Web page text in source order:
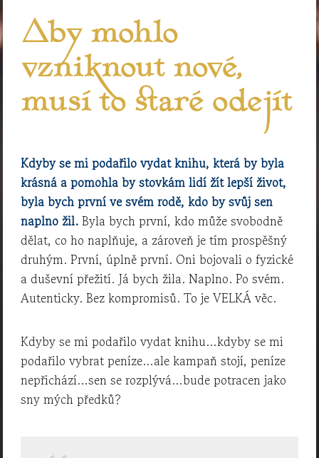
Aby mohlo
vzniknout nové,
musí to staré odejít
Kdyby se mi podařilo vydat knihu, která by byla
krásná a pomohla by stovkám lidí žít lepší život,
byla bych první ve svém rodě, kdo by svůj sen
naplno žil. Byla bych první, kdo může svobodně
dělat, co ho naplňuje, a zároveň je tím prospěšný
druhým. První, úplně první. Oni bojovali o fyzické
a duševní přežití. Já bych žila. Naplno. Po svém.
Autenticky. Bez kompromisů. To je VELKÁ věc.
Kdyby se mi podařilo vydat knihu…kdyby se mi
podařilo vybrat peníze…ale kampaň stojí, peníze
nepřichází…sen se rozplývá…bude potracen jako
sny mých předků?